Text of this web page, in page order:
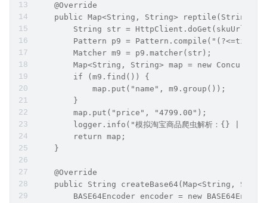
    @Override
public Map<String, String> reptile(String
        String str = HttpClient.doGet(skuUrl);
Pattern p9 =
        Matcher m9 = p9.matcher(str);
Map<String, String> map = new
        if (m9.find()) {
            map.put("name", m9.group());
        }
        map.put("price", "4799.00");
logger.info("模拟淘宝商品爬虫解析：{} |
        return map;
    }
    @Override
public String createBase64(Map<String,
BASE64Encoder encoder = new